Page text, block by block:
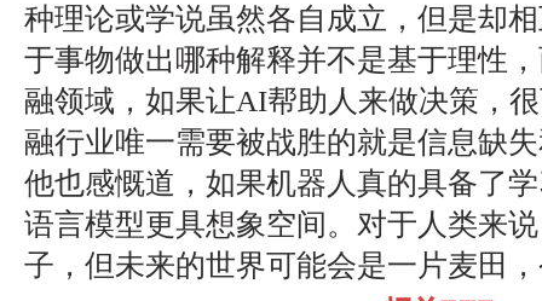
种理论或学说虽然各自成立，但是却
于事物做出哪种解释并不是基于理性
融领域，如果让AI帮助人来做决策，
融行业唯一需要被战胜的就是信息缺
他也感慨道，如果机器人真的具备了
语言模型更具想象空间。对于人类来
子，但未来的世界可能会是一片麦田